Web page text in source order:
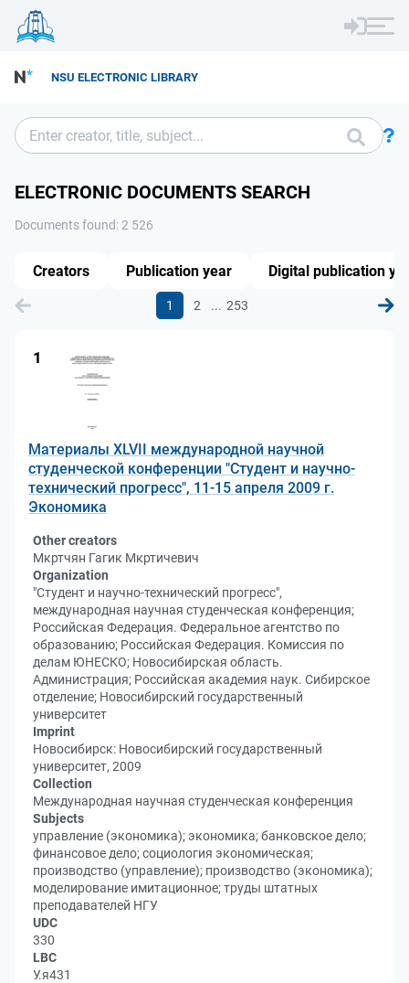
NSU ELECTRONIC LIBRARY
ELECTRONIC DOCUMENTS SEARCH
Documents found: 2 526
1 2 ... 253
1
Материалы XLVII международной научной
студенческой конференции "Студент и научно-
технический прогресс", 11-15 апреля 2009 г.
Экономика
Other creators
Мкртчян Гагик Мкртичевич
Organization
"Студент и научно-технический прогресс",
международная научная студенческая конференция;
Российская Федерация. Федеральное агентство по
образованию; Российская Федерация. Комиссия по
делам ЮНЕСКО; Новосибирская область.
Администрация; Российская академия наук. Сибирское
отделение; Новосибирский государственный
университет
Imprint
Новосибирск: Новосибирский государственный
университет, 2009
Collection
Международная научная студенческая конференция
Subjects
управление (экономика); экономика; банковское дело;
финансовое дело; социология экономическая;
производство (управление); производство (экономика);
моделирование имитационное; труды штатных
преподавателей НГУ
UDC
330
LBC
У.я431
Creators Publication year Digital publication